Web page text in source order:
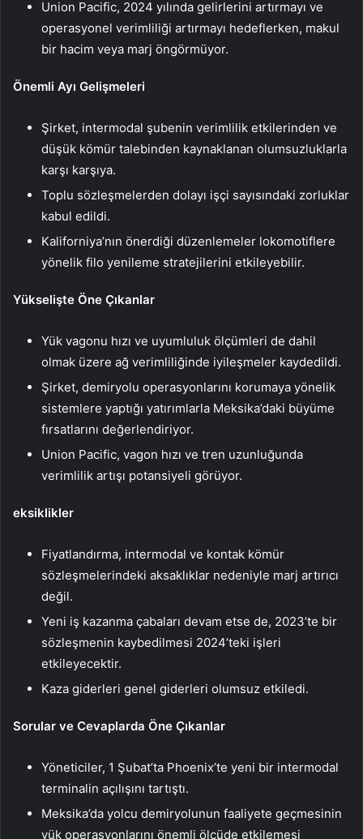
Union Pacific, 2024 yılında gelirlerini artırmayı ve
operasyonel verimliliği artırmayı hedeflerken, makul
bir hacim veya marj öngörmüyor.
Önemli Ayı Gelişmeleri
Şirket, intermodal şubenin verimlilik etkilerinden ve
düşük kömür talebinden kaynaklanan olumsuzluklarla
karşı karşıya.
Toplu sözleşmelerden dolayı işçi sayısındaki zorluklar
kabul edildi.
Kaliforniya’nın önerdiği düzenlemeler lokomotiflere
yönelik filo yenileme stratejilerini etkileyebilir.
Yükselişte Öne Çıkanlar
Yük vagonu hızı ve uyumluluk ölçümleri de dahil
olmak üzere ağ verimliliğinde iyileşmeler kaydedildi.
Şirket, demiryolu operasyonlarını korumaya yönelik
sistemlere yaptığı yatırımlarla Meksika’daki büyüme
fırsatlarını değerlendiriyor.
Union Pacific, vagon hızı ve tren uzunluğunda
verimlilik artışı potansiyeli görüyor.
eksiklikler
Fiyatlandırma, intermodal ve kontak kömür
sözleşmelerindeki aksaklıklar nedeniyle marj artırıcı
değil.
Yeni iş kazanma çabaları devam etse de, 2023’te bir
sözleşmenin kaybedilmesi 2024’teki işleri
etkileyecektir.
Kaza giderleri genel giderleri olumsuz etkiledi.
Sorular ve Cevaplarda Öne Çıkanlar
Yöneticiler, 1 Şubat’ta Phoenix’te yeni bir intermodal
terminalin açılışını tartıştı.
Meksika’da yolcu demiryolunun faaliyete geçmesinin
yük operasyonlarını önemli ölçüde etkilemesi